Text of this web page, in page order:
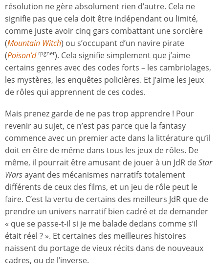
résolution ne gère absolument rien d’autre. Cela ne
signifie pas que cela doit être indépendant ou limité,
comme juste avoir cinq gars combattant une sorcière
(Mountain Witch) ou s’occupant d’un navire pirate
(Poison’d rpgnet). Cela signifie simplement que j’aime
certains genres avec des codes forts – les cambriolages,
les mystères, les enquêtes policières. Et j’aime les jeux
de rôles qui apprennent de ces codes.
Mais prenez garde de ne pas trop apprendre ! Pour
revenir au sujet, ce n’est pas parce que la fantasy
commence avec un premier acte dans la littérature qu’il
doit en être de même dans tous les jeux de rôles. De
même, il pourrait être amusant de jouer à un JdR deStar
Warsayant des mécanismes narratifs totalement
différents de ceux des films, et un jeu de rôle peut le
faire. C’est la vertu de certains des meilleurs JdR que de
prendre un univers narratif bien cadré et de demander
« que se passe-t-il si je me balade dedans comme s’il
était réel ? ». Et certaines des meilleures histoires
naissent du portage de vieux récits dans de nouveaux
cadres, ou de l’inverse.